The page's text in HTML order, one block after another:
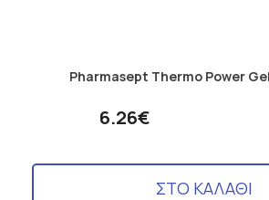
Pharmasept Thermo Power
6.26€
ΣΤΟ ΚΑΛΑΘΙ